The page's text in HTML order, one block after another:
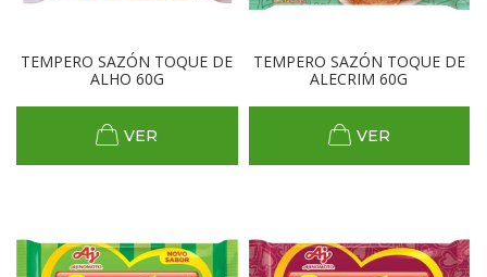
TEMPERO SAZÓN TOQUE DE
ALHO 60G
VER
TEMPERO SAZÓN TOQUE DE
ALECRIM 60G
VER